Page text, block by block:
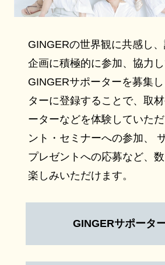
GINGERの世界観に共感し
企画に積極的に参加、協力
GINGERサポーターを募集
ターに登録することで、取
ーターなどを体験していた
ント・セミナーへの参加、
プレゼントへの応募など、
楽しみいただけます。
GINGERサポータ